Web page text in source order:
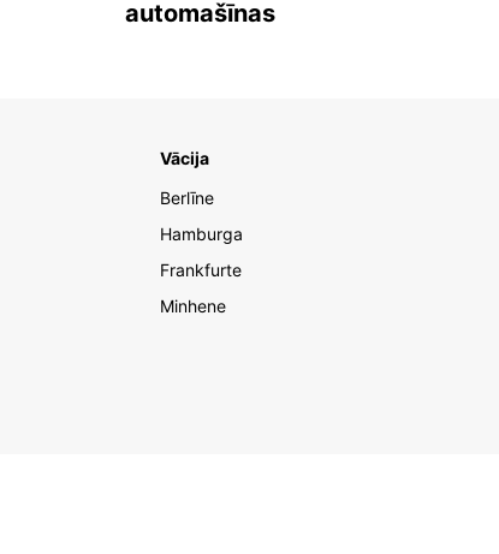
automašīnas
Vācija
Berlīne
Hamburga
Frankfurte
Minhene